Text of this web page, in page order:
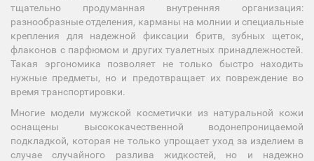
тщательно продуманная внутренняя организация:
разнообразные отделения, карманы на молнии и специальные
крепления для надежной фиксации бритв, зубных щеток,
флаконов с парфюмом и других туалетных принадлежностей.
Такая эргономика позволяет не только быстро находить
нужные предметы, но и предотвращает их повреждение во
время транспортировки.
Многие модели мужской косметички из натуральной кожи
оснащены высококачественной водонепроницаемой
подкладкой, которая не только упрощает уход за изделием в
случае случайного разлива жидкостей, но и надежно